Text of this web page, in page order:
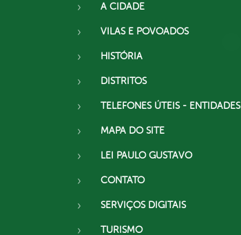
A CIDADE
VILAS E POVOADOS
HISTÓRIA
DISTRITOS
TELEFONES ÚTEIS - ENTIDADES
MAPA DO SITE
LEI PAULO GUSTAVO
CONTATO
SERVIÇOS DIGITAIS
TURISMO